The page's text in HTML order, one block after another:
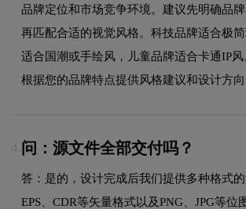
品牌定位和市场竞争环境。建议先明确品牌
再匹配合适的视觉风格。科技品牌适合极
适合国潮或手绘风，儿童品牌适合卡通IP
根据您的品牌特点提供风格建议和设计方向
4. 问：源文件全部交付吗？
答：是的，设计完成后我们提供多种格式的
EPS、CDR等矢量格式以及PNG、JPG等位